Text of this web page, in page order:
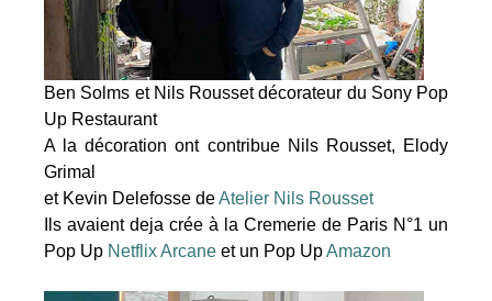
Ben Solms et Nils Rousset décorateur du Sony Pop
Up Restaurant
A la décoration ont contribue Nils Rousset, Elody
Grimal
et Kevin Delefosse deAtelier Nils Rousset
Ils avaient deja crée à la Cremerie de Paris N°1 un
Pop Up Netflix Arcane et un Pop UpAmazon